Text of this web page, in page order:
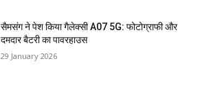
सैमसंग ने पेश किया गैलेक्सी A07 5G: फोटोग्राफी और
दमदार बैटरी का पावरहाउस
29 January 2026